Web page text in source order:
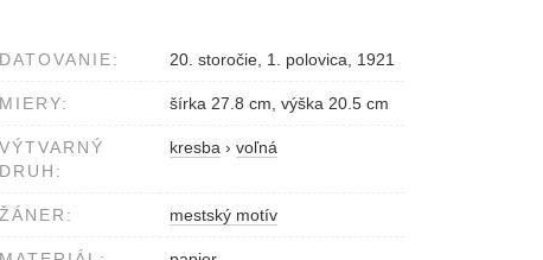
DATOVANIE: 20. storočie, 1. polovica, 1921
MIERY: šírka 27.8 cm, výška 20.5 cm
VÝTVARNÝ
DRUH:
kresba › voľná
ŽÁNER: mestský motív